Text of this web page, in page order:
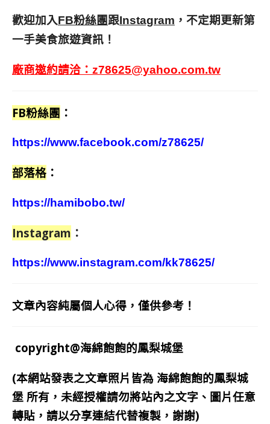
歡迎加入FB粉絲團跟Instagram ，不定期更新第
一手美食旅遊資訊！
廠商邀約請洽： z78625@yahoo.com.tw
FB粉絲團 ：
https://www.facebook.com/z78625/
部落格 ：
https://hamibobo.tw/
Instagram ：
https://www.instagram.com/kk78625/
文章內容純屬個人心得，僅供參考！
copyright@海綿飽飽的鳳梨城堡
(本網站發表之文章照片皆為 海綿飽飽的鳳梨城
堡 所有，未經授權請勿將站內之文字、圖片任意
轉貼，請以分享連結代替複製，謝謝)